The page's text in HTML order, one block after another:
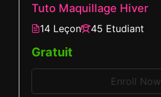
Tuto Maquillage Hiver
14 Leçon 45 Etudiant
Gratuit
Enroll Now